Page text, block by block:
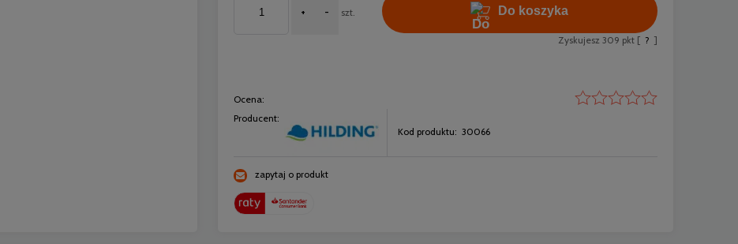
+ - szt. Do koszyka
Zyskujesz 309 pkt [ ? ]
Ocena:
Producent:
Kod produktu: 30066
zapytaj o produkt